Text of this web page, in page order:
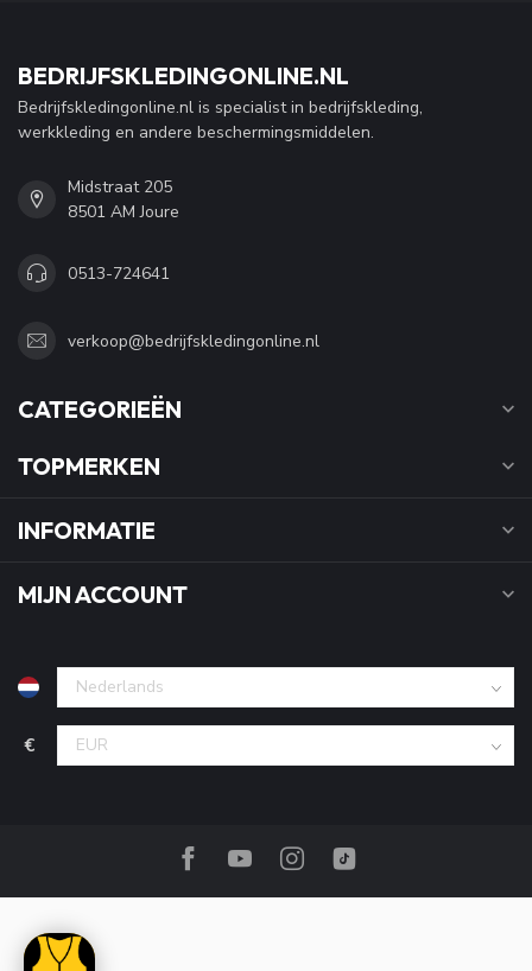
BEDRIJFSKLEDINGONLINE.NL
Bedrijfskledingonline.nl is specialist in bedrijfskleding,
werkkleding en andere beschermingsmiddelen.
Midstraat 205
8501 AM Joure
0513-724641
verkoop@bedrijfskledingonline.nl
CATEGORIEËN
TOPMERKEN
INFORMATIE
MIJN ACCOUNT
€